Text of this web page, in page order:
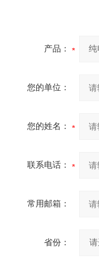
产品：
您的单位：
您的姓名：
联系电话：
常用邮箱：
省份：